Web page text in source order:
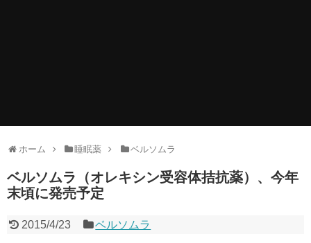
ホーム 睡眠薬 ベルソムラ
ベルソムラ（オレキシン受容体拮抗薬）、今年
末頃に発売予定
2015/4/23 ベルソムラ